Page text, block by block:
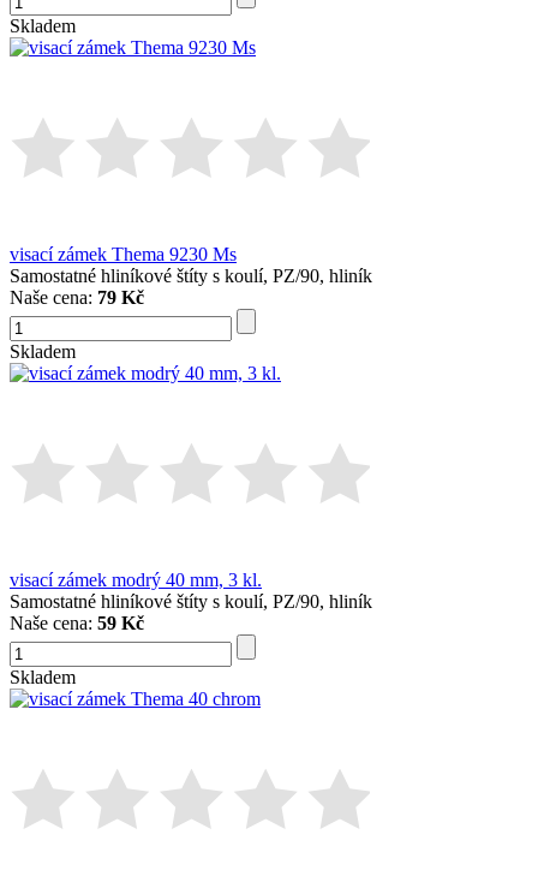
Skladem
visací zámek Thema 9230 Ms
Samostatné hliníkové štíty s koulí, PZ/90, hliník
Naše cena: 79 Kč
Skladem
visací zámek modrý 40 mm, 3 kl.
Samostatné hliníkové štíty s koulí, PZ/90, hliník
Naše cena: 59 Kč
Skladem